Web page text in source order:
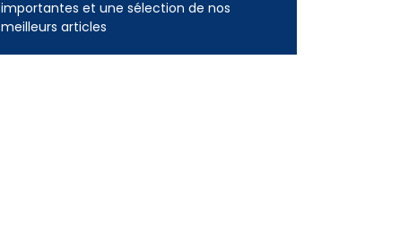
Inscrivez-vous à la newsletter de CNI et
recevez par email les infos les plus